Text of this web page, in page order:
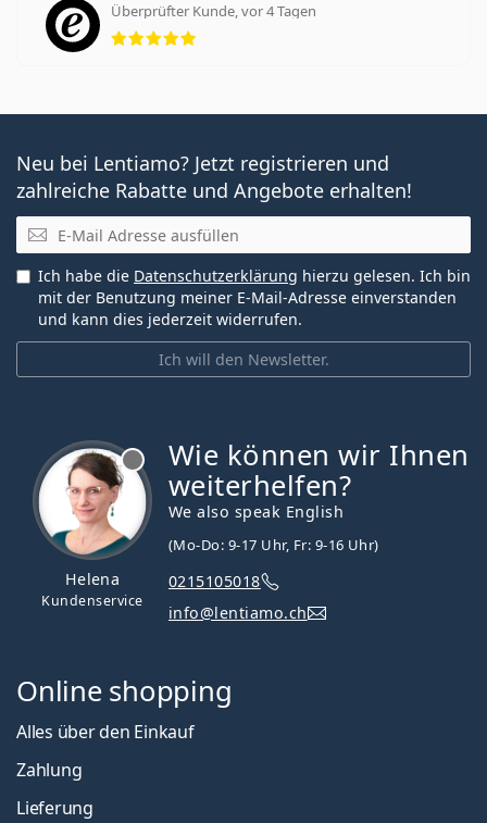
Überprüfter Kunde, vor 4 Tagen
Bewertung 5 aus 5
Neu bei Lentiamo? Jetzt registrieren und
zahlreiche Rabatte und Angebote erhalten!
E-Mail
Ich will den Newsletter.
Ich habe die Datenschutzerklärung hierzu gelesen. Ich bin
mit der Benutzung meiner E-Mail-Adresse einverstanden
und kann dies jederzeit widerrufen.
Helena
Kundenservice
Wie können wir Ihnen
weiterhelfen?
We also speak English
(Mo-Do: 9-17 Uhr, Fr: 9-16 Uhr)
0215105018
info@lentiamo.ch
Online shopping
Alles über den Einkauf
Zahlung
Lieferung